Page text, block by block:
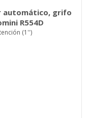
automático, grifo
R554D
(1'')